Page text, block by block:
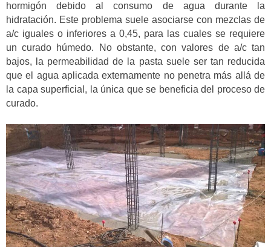
hormigón debido al consumo de agua durante la
hidratación. Este problema suele asociarse con mezclas de
a/c iguales o inferiores a 0,45, para las cuales se requiere
un curado húmedo. No obstante, con valores de a/c tan
bajos, la permeabilidad de la pasta suele ser tan reducida
que el agua aplicada externamente no penetra más allá de
la capa superficial, la única que se beneficia del proceso de
curado.